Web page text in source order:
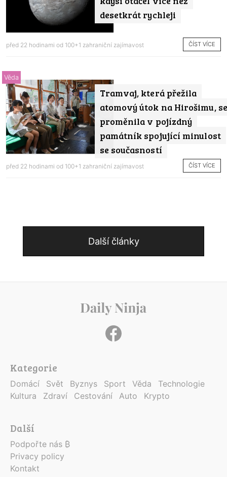
desetkrát rychleji
před 22 hodinami od 100+1 zahraniční zajímavost ČÍST VÍCE
Tramvaj, která přežila
atomový útok na Hirošimu, se
proměnila v pojízdný
památník spojující minulost
se současností
Věda
před 22 hodinami od 100+1 zahraniční zajímavost ČÍST VÍCE
Další články
Kategorie
Domácí Svět Byznys Sport Věda
Technologie
Kultura
Zdraví Cestování Auto Krypto
Další
Podpořte nás ₿
Privacy policy
Kontakt